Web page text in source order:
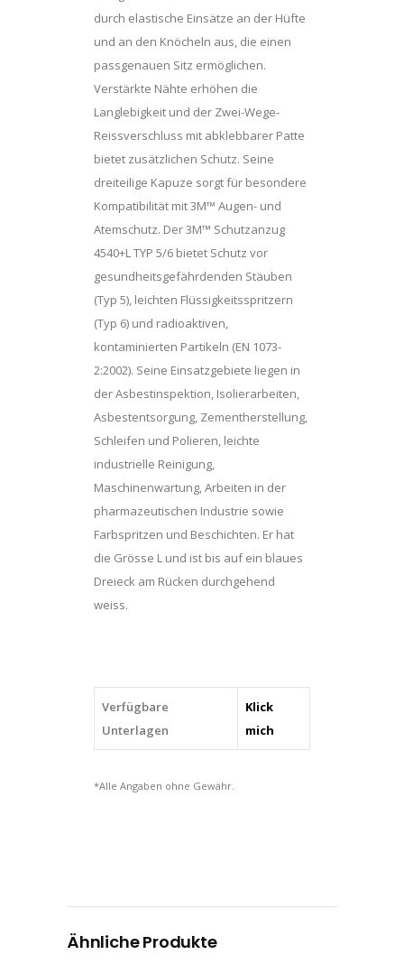
durch elastische Einsätze an der Hüfte
und an den Knöcheln aus, die einen
passgenauen Sitz ermöglichen.
Verstärkte Nähte erhöhen die
Langlebigkeit und der Zwei-Wege-
Reissverschluss mit abklebbarer Patte
bietet zusätzlichen Schutz. Seine
dreiteilige Kapuze sorgt für besondere
Kompatibilität mit 3M™ Augen- und
Atemschutz. Der 3M™ Schutzanzug
4540+L TYP 5/6 bietet Schutz vor
gesundheitsgefährdenden Stäuben
(Typ 5), leichten Flüssigkeitsspritzern
(Typ 6) und radioaktiven,
kontaminierten Partikeln (EN 1073-
2:2002). Seine Einsatzgebiete liegen in
der Asbestinspektion, Isolierarbeiten,
Asbestentsorgung, Zementherstellung,
Schleifen und Polieren, leichte
industrielle Reinigung,
Maschinenwartung, Arbeiten in der
pharmazeutischen Industrie sowie
Farbspritzen und Beschichten. Er hat
die Grösse L und ist bis auf ein blaues
Dreieck am Rücken durchgehend
weiss.
Verfügbare
Unterlagen
Klick
mich
*Alle Angaben ohne Gewähr.
Ähnliche Produkte